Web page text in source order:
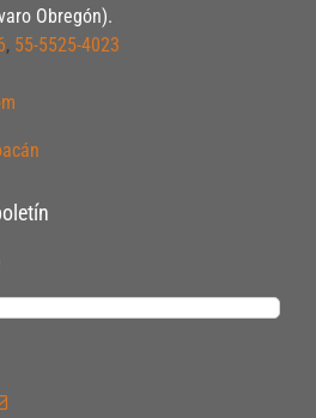
Obregón).
, 55-5525-4023